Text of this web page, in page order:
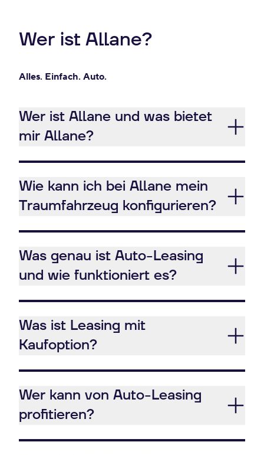
Wer ist Allane?
Alles. Einfach. Auto.
Wer ist Allane und was bietet
mir Allane?
Wie kann ich bei Allane mein
Traumfahrzeug konfigurieren?
Was genau ist Auto-Leasing
und wie funktioniert es?
Was ist Leasing mit
Kaufoption?
Wer kann von Auto-Leasing
profitieren?